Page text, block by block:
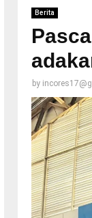
Berita
by